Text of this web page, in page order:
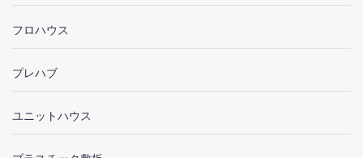
フロハウス
プレハブ
ユニットハウス